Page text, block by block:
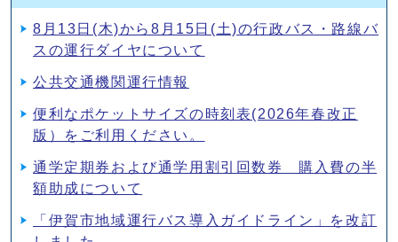
8月13日(木)から8月15日(土)の行政バス・路線バ
スの運行ダイヤについて
公共交通機関運行情報
便利なポケットサイズの時刻表(2026年春改正
版）をご利⽤ください。
通学定期券および通学用割引回数券 購入費の半
額助成について
「伊賀市地域運行バス導入ガイドライン」を改訂